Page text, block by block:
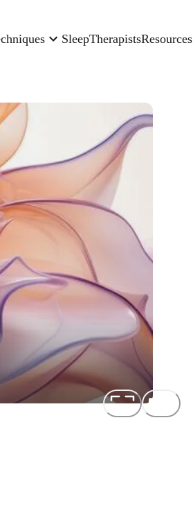
SleepTherapistsResources